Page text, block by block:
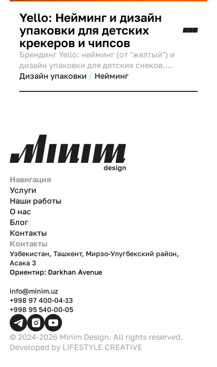
Yello: Нейминг и дизайн
упаковки для детских
крекеров и чипсов
Брендинг Yello: нейминг (от "желтый") и
дизайн упаковки для детских снеков.
Создали персонажей для "подкупа" детей и
Дизайн упаковки Нейминг
design
Навигация
Услуги
Наши работы
О нас
Блог
Контакты
Контакты
Узбекистан, Ташкент, Мирзо-Улугбекский район,
Асака 3
Ориентир: Darkhan Avenue
info@minim.uz
+998 97 400-04-13
+998 95 540-00-05
© 2024-2026 Minim Design. All rights reserved.
Developed by LIFESTYLE CREATIVE